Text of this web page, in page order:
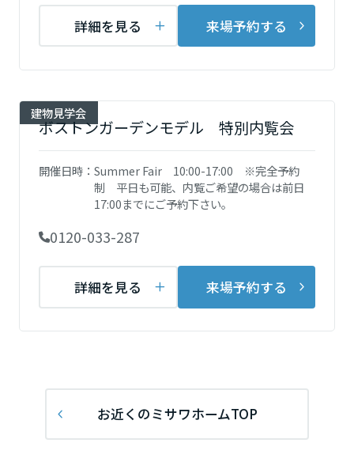
ミサワアイデンティティ
詳細を見る 来場予約する
建物見学会
ボストンガーデンモデル 特別内覧会
開催日時： Summer Fair 10:00-17:00 ※完全予約
制 平日も可能、内覧ご希望の場合は前日
17:00までにご予約下さい。
0120-033-287
詳細を見る 来場予約する
お近くのミサワホームTOP
東京都
甲信越・北陸
富山県
新潟県
山梨県